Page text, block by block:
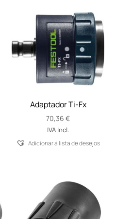
Adaptador Ti-Fx
70,36€
IVA Incl.
Adicionar á lista de desejos